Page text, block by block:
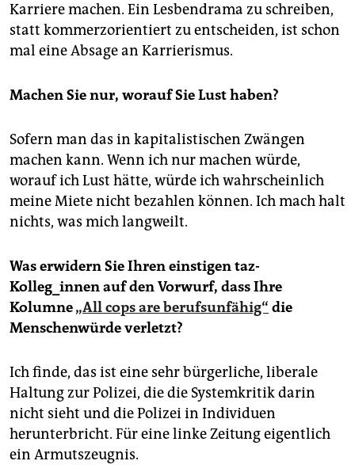
Karriere machen. Ein Lesbendrama zu schreiben,
statt kommerzorientiert zu entscheiden, ist schon
mal eine Absage an Karrierismus.
Machen Sie nur, worauf Sie Lust haben?
Sofern man das in kapitalistischen Zwängen
machen kann. Wenn ich nur machen würde,
worauf ich Lust hätte, würde ich wahrscheinlich
meine Miete nicht bezahlen können. Ich mach halt
nichts, was mich langweilt.
Was erwidern Sie Ihren einstigen taz-
Kolleg_innen auf den Vorwurf, dass Ihre
Kolumne„All cops are berufsunfähig“ die
Menschenwürde verletzt?
Ich finde, das ist eine sehr bürgerliche, liberale
Haltung zur Polizei, die die Systemkritik darin
nicht sieht und die Polizei in Individuen
herunterbricht. Für eine linke Zeitung eigentlich
ein Armutszeugnis.